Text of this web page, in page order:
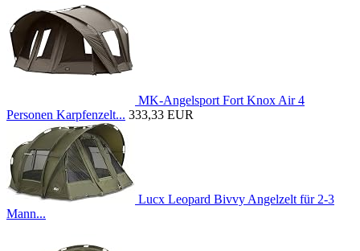
MK-Angelsport Fort Knox Air 4
Personen Karpfenzelt... 333,33 EUR
Lucx Leopard Bivvy Angelzelt für 2-3
Mann...